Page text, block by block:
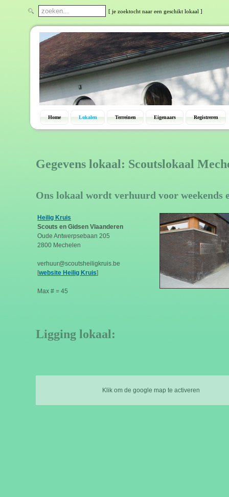
[ je zoektocht naar een geschikt lokaal ]
Home Lokalen Terreinen Eigenaars Registreren
Gegevens lokaal: Scoutslokaal
Ons lokaal wordt verhuurd voor weekends
Heilig Kruis
Scouts en Gidsen Vlaanderen
Oude Antwerpsebaan 205
2800 Mechelen
verhuur@scoutsheiligkruis.be
[website Heilig Kruis]
Max # = 45
Ligging lokaal:
Klik om de google map te activeren